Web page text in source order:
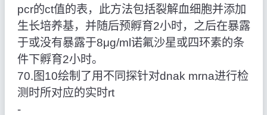
pcr的ct值的表，此方法包括裂解血细胞并添加
生长培养基，并随后预孵育2小时，之后在暴露
于或没有暴露于8μg/ml诺氟沙星或四环素的条
件下孵育2小时。
70.图10绘制了用不同探针对dnak mrna进行检
测时所对应的实时rt
‑